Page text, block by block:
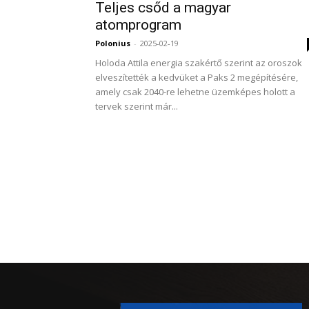
Teljes csőd a magyar
atomprogram
Polonius - 2025-02-19
Holoda Attila energia szakértő szerint az oroszok
elveszítették a kedvüket a Paks 2 megépítésére,
amely csak 2040-re lehetne üzemképes holott a
tervek szerint már...